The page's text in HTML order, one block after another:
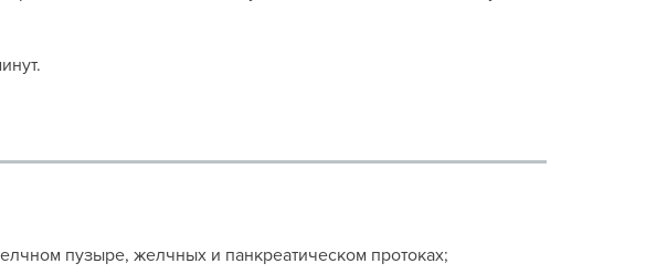
пузыре, желчных и панкреатическом протоках;